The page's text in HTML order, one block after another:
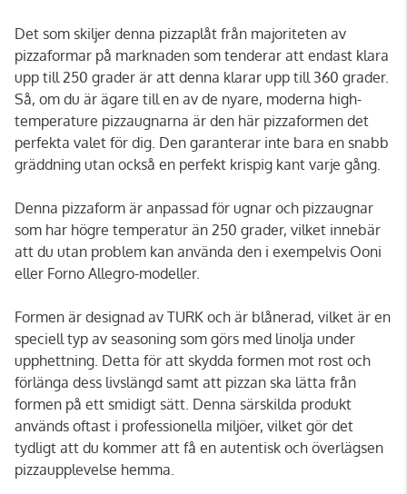
Det som skiljer denna pizzaplåt från majoriteten av
pizzaformar på marknaden som tenderar att endast klara
upp till 250 grader är att denna klarar upp till 360 grader.
Så, om du är ägare till en av de nyare, moderna high-
temperature pizzaugnarna är den här pizzaformen det
perfekta valet för dig. Den garanterar inte bara en snabb
gräddning utan också en perfekt krispig kant varje gång.
Denna pizzaform är anpassad för ugnar och pizzaugnar
som har högre temperatur än 250 grader, vilket innebär
att du utan problem kan använda den i exempelvis Ooni
eller Forno Allegro-modeller.
Formen är designad av TURK och är blånerad, vilket är en
speciell typ av seasoning som görs med linolja under
upphettning. Detta för att skydda formen mot rost och
förlänga dess livslängd samt att pizzan ska lätta från
formen på ett smidigt sätt. Denna särskilda produkt
används oftast i professionella miljöer, vilket gör det
tydligt att du kommer att få en autentisk och överlägsen
pizzaupplevelse hemma.